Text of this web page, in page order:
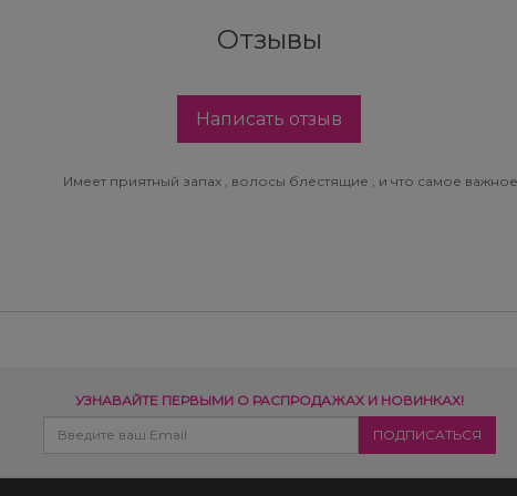
Отзывы
Написать отзыв
Имеет приятный запах , волосы блестящие , и что самое
УЗНАВАЙТЕ ПЕРВЫМИ О РАСПРОДАЖАХ И НОВИНКАХ!